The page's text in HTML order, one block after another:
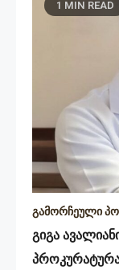
1 MIN READ
გამორჩეული
გიგა